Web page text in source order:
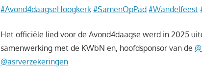
#Avond4daagseHoogkerk #SamenOpPad #Wandelfeest
Het officiële lied voor de Avond4daagse werd in 2025
samenwerking met de KWbN en, hoofdsponsor van de
@asrverzekeringen